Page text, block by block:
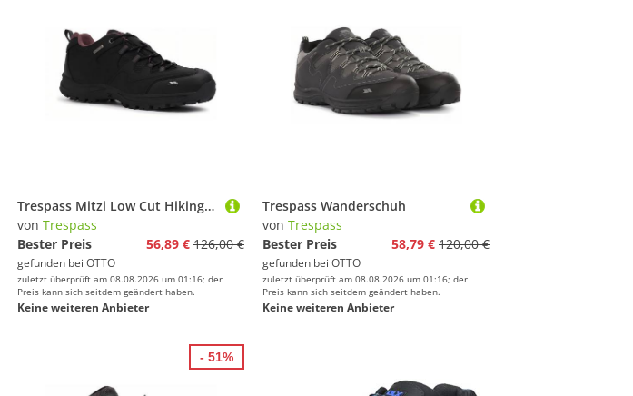
Trespass Mitzi Low Cut Hiking Shoe Sneaker
von Trespass
Bester Preis
56,89 € 126,00 €
gefunden bei OTTO
zuletzt überprüft am 08.08.2026 um 01:16; der
Preis kann sich seitdem geändert haben.
Keine weiteren Anbieter
Trespass Wanderschuh
von Trespass
Bester Preis
58,79 € 120,00 €
gefunden bei OTTO
zuletzt überprüft am 08.08.2026 um 01:16; der
Preis kann sich seitdem geändert haben.
Keine weiteren Anbieter
- 51%